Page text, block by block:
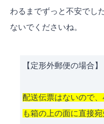
わるまでずっと不安でし
ないでくださいね。
【定形外郵便の場合】
配送伝票はないので
も箱の上の面に直接